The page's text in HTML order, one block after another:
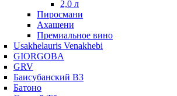
2,0 л
Пиросмани
Ахашени
Премиальное вино
Usakhelauris Venakhebi
GIORGOBA
GRV
Баисубанский ВЗ
Батоно